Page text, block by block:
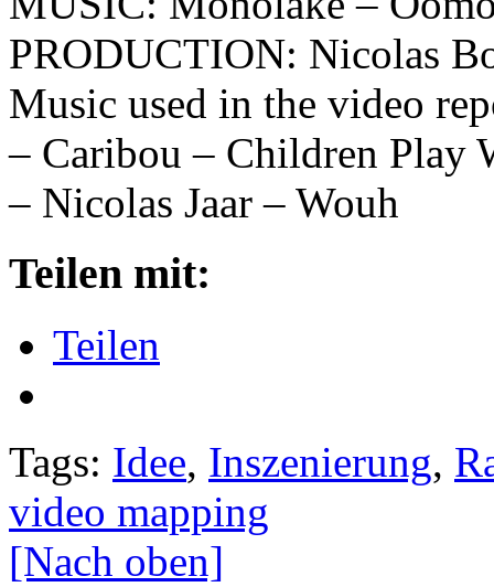
PRODUCTION: Nicolas
Music used in the video
– Caribou – Children Play
– Nicolas Jaar – Wouh
Teilen mit:
Teilen
Tags: Idee, Inszenierung,
video mapping
[Nach oben]